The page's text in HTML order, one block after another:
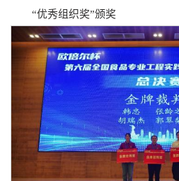
“优秀组织奖”颁奖